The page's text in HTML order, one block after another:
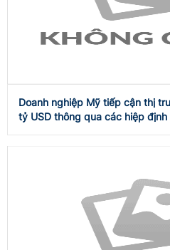
Doanh nghiệp Mỹ tiếp cận thị
tỷ USD thông qua các hiệp định